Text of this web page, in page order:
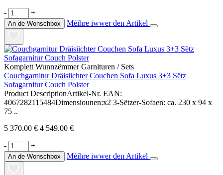
- +
An de Wonschbox Méihre iwwer den Artikel
Komplett Wunnzëmmer Garnituren / Sets
Couchgarnitur Dräisiichter Couchen Sofa Luxus 3+3 Sëtz
Sofagarnitur Couch Polster
Product DescriptionArtikel-Nr. EAN:
4067282115484Dimensiounen:x2 3-Sëtzer-Sofaen: ca. 230 x 94 x
75 ..
5 370.00 € 4 549.00 €
- +
An de Wonschbox Méihre iwwer den Artikel